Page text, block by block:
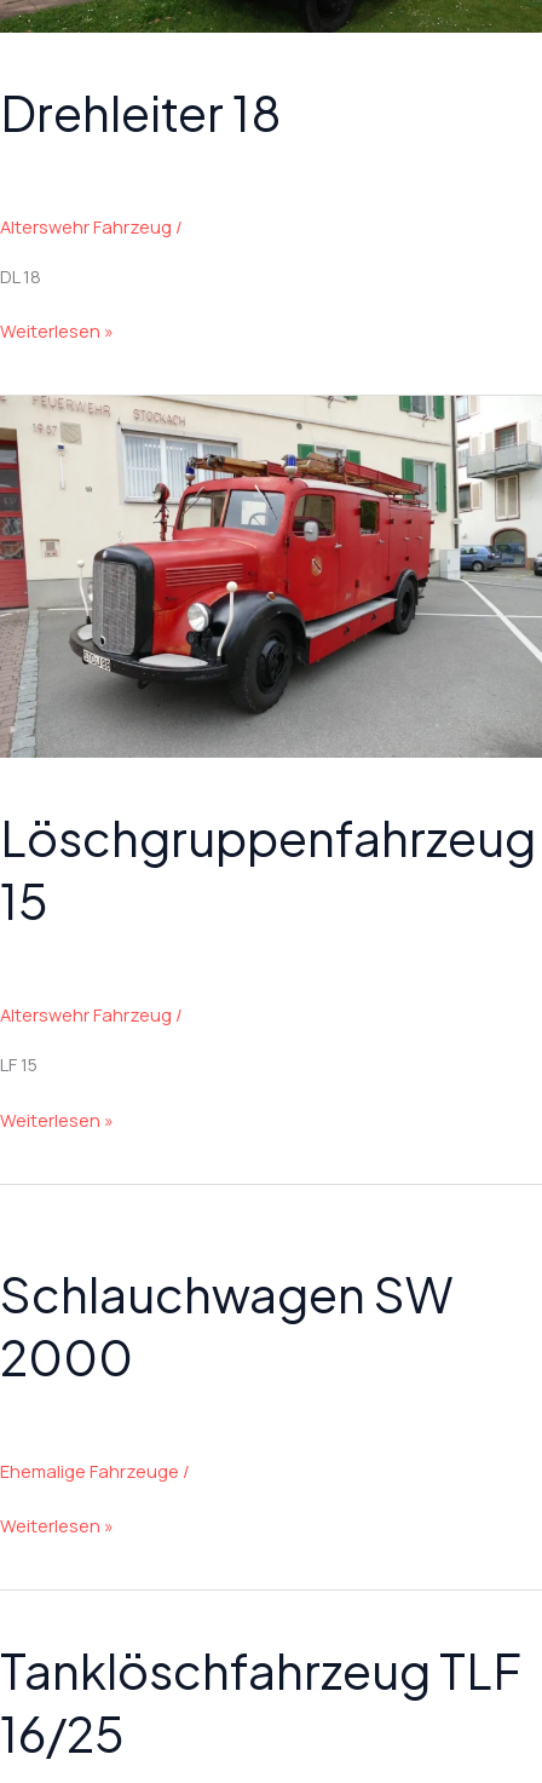
Drehleiter 18
Alterswehr Fahrzeug /
DL 18
Drehleiter
Weiterlesen »
Löschgruppenfahrzeug
15
Alterswehr Fahrzeug /
LF 15
Löschgruppenfahrzeug
Weiterlesen »
Schlauchwagen SW
2000
Ehemalige Fahrzeuge /
Schlauchwagen
Weiterlesen »
Tanklöschfahrzeug TLF
16/25